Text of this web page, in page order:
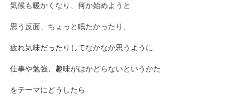
気候も暖かくなり、何か始めようと
思う反面、ちょっと眠たかったり、
疲れ気味だったりしてなかなか思うように
仕事や勉強、趣味がはかどらないというかた
をテーマにどうしたら